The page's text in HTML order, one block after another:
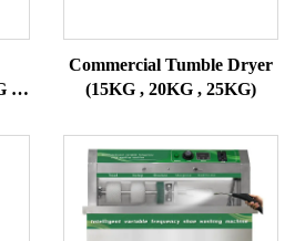
,
Commercial Tumble Dryer
(15KG , 20KG , 25KG)